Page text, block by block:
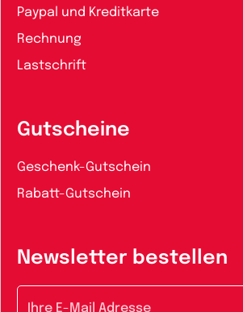
Paypal und Kreditkarte
Rechnung
Lastschrift
Gutscheine
Geschenk-Gutschein
Rabatt-Gutschein
Newsletter bestellen